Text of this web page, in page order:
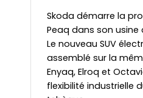
Skoda démarre la
Peaq dans son usine
Le nouveau SUV
assemblé sur la
Enyaq, Elroq et
flexibilité industrielle